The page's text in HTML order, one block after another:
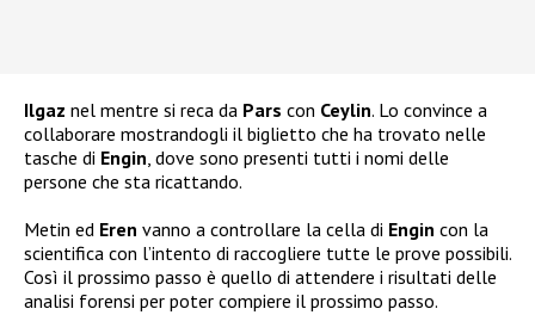
Ilgaz nel mentre si reca da Pars con Ceylin. Lo convince a
collaborare mostrandogli il biglietto che ha trovato nelle
tasche di Engin, dove sono presenti tutti i nomi delle
persone che sta ricattando.
Metin ed Eren vanno a controllare la cella di Engin con la
scientifica con l’intento di raccogliere tutte le prove possibili.
Così il prossimo passo è quello di attendere i risultati delle
analisi forensi per poter compiere il prossimo passo.